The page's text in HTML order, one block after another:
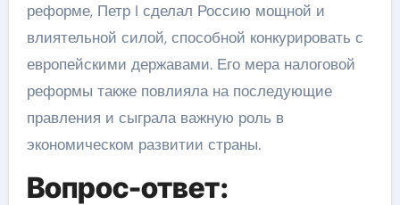
реформе, Петр I сделал Россию мощной и
влиятельной силой, способной конкурировать с
европейскими державами. Его мера налоговой
реформы также повлияла на последующие
правления и сыграла важную роль в
экономическом развитии страны.
Вопрос-ответ: